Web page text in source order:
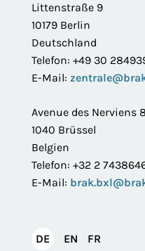
Littenstraße 9
10179 Berlin
Deutschland
Telefon: +49 30
E-Mail:
Avenue des Nerviens
1040 Brüssel
Belgien
Telefon: +32 2
E-Mail:
DEDeutsch
EN English
FR